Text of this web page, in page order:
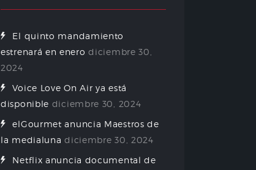
El quinto mandamiento
estrenará en enero diciembre 30,
2024
Voice Love On Air ya está
disponible diciembre 30, 2024
elGourmet anuncia Maestros de
la medialuna diciembre 30, 2024
Netflix anuncia documental de